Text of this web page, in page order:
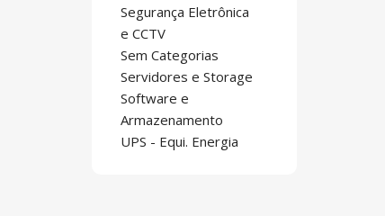
Segurança Eletrônica
e CCTV
Sem Categorias
Servidores e Storage
Software e
Armazenamento
UPS - Equi. Energia